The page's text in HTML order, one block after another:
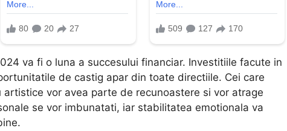
va fi o luna a succesului financiar. Investitiile facute in
de castig apar din toate directiile. Cei care
vor avea parte de recunoastere si vor atrage
se vor imbunatati, iar stabilitatea emotionala va